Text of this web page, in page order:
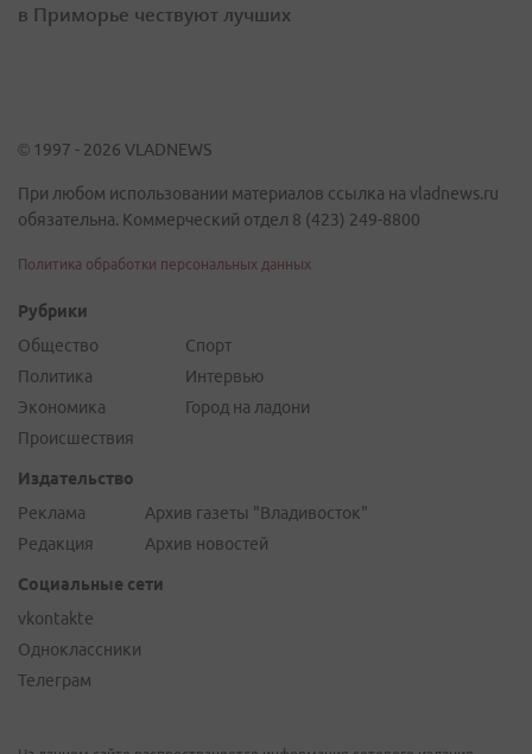
в Приморье чествуют лучших
© 1997 - 2026 VLADNEWS
При любом использовании материалов ссылка на vladnews.ru
обязательна. Коммерческий отдел 8 (423) 249-8800
Политика обработки персональных данных
Рубрики
Общество
Политика
Экономика
Происшествия
Спорт
Интервью
Город на ладони
Издательство
Реклама
Редакция
Архив газеты "Владивосток"
Архив новостей
Социальные сети
vkontakte
Одноклассники
Телеграм